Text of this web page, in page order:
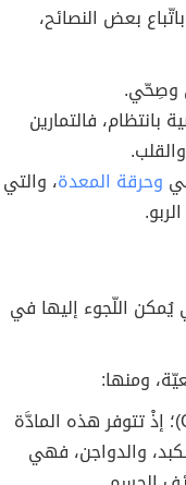
بعض النصائح،
وصِحّي.
بانتظام، فالتمارين
وحرقة المعدة، والتي
يُمكن اللّجوء إليها في
ومنها:
(بالإنجليزية: Choline)؛ إذْ تتوفر هذه المادَّة
والدواجن، فهي